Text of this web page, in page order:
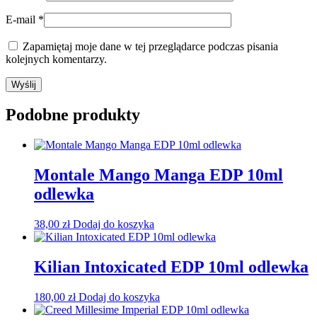
E-mail *
Zapamiętaj moje dane w tej przeglądarce podczas pisania
kolejnych komentarzy.
Podobne produkty
Montale Mango Manga EDP 10ml
odlewka
38,00 zł Dodaj do koszyka
Kilian Intoxicated EDP 10ml odlewka
180,00 zł Dodaj do koszyka